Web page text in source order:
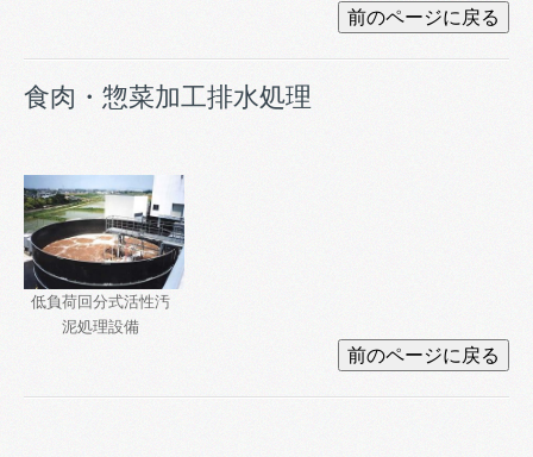
食肉・惣菜加工排水処理
低負荷回分式活性汚
泥処理設備